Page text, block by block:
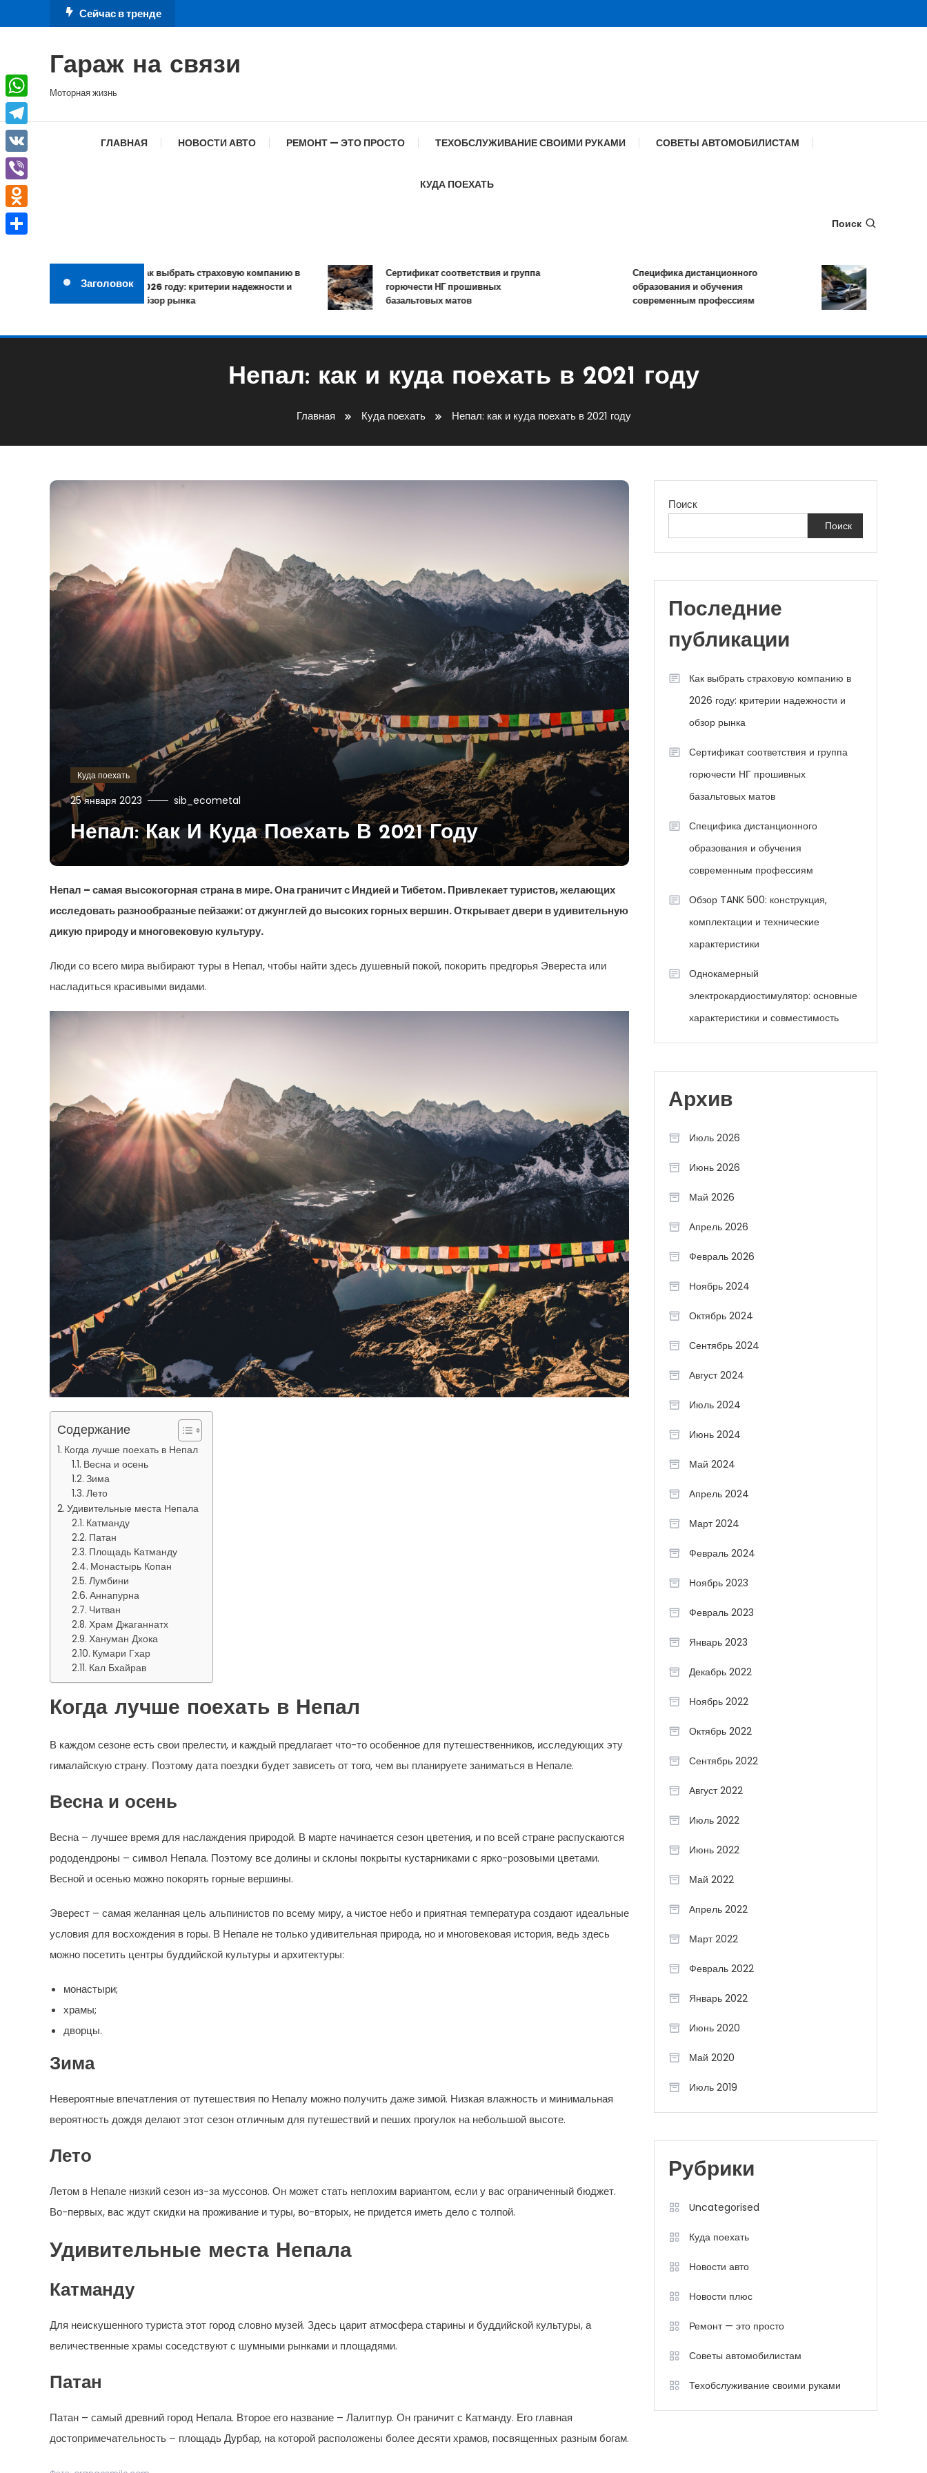
к
Сейчас в тренде
Гараж на связи
Моторная жизнь
ГЛАВНАЯ НОВОСТИ АВТО РЕМОНТ — ЭТО ПРОСТО ТЕХОБСЛУЖИВАНИЕ СВОИМИ РУКАМИ СОВЕТЫ АВТОМОБИЛИСТАМ
КУДА ПОЕХАТЬ
Поиск
Заголовок
Как выбрать страховую компанию в
2026 году: критерии надежности и
обзор рынка
Сертификат соответствия и группа
горючести НГ прошивных
базальтовых матов
Специфика дистанционного
образования и обучения
современным профессиям
Обзор TANK
комплектации и
характеристики
Непал: как и куда поехать в 2021 году
Главная Куда поехать Непал: как и куда поехать в 2021 году
Куда поехать
25 января 2023 sib_ecometal
Непал: Как И Куда Поехать В 2021 Году
Непал – самая высокогорная страна в мире. Она граничит с Индией и Тибетом. Привлекает туристов, желающих
исследовать разнообразные пейзажи: от джунглей до высоких горных вершин. Открывает двери в удивительную
дикую природу и многовековую культуру.
Люди со всего мира выбирают туры в Непал, чтобы найти здесь душевный покой, покорить предгорья Эвереста или
насладиться красивыми видами.
Содержание
Когда лучше поехать в Непал
Весна и осень
Зима
Лето
Удивительные места Непала
Катманду
Патан
Площадь Катманду
Монастырь Копан
Лумбини
Аннапурна
Читван
Храм Джаганнатх
Хануман Дхока
Кумари Гхар
Кал Бхайрав
Когда лучше поехать в Непал
В каждом сезоне есть свои прелести, и каждый предлагает что-то особенное для путешественников, исследующих эту
гималайскую страну. Поэтому дата поездки будет зависеть от того, чем вы планируете заниматься в Непале.
Весна и осень
Весна – лучшее время для наслаждения природой. В марте начинается сезон цветения, и по всей стране распускаются
рододендроны – символ Непала. Поэтому все долины и склоны покрыты кустарниками с ярко-розовыми цветами.
Весной и осенью можно покорять горные вершины.
Эверест – самая желанная цель альпинистов по всему миру, а чистое небо и приятная температура создают идеальные
условия для восхождения в горы. В Непале не только удивительная природа, но и многовековая история, ведь здесь
можно посетить центры буддийской культуры и архитектуры:
монастыри;
храмы;
дворцы.
Зима
Невероятные впечатления от путешествия по Непалу можно получить даже зимой. Низкая влажность и минимальная
вероятность дождя делают этот сезон отличным для путешествий и пеших прогулок на небольшой высоте.
Лето
Летом в Непале низкий сезон из-за муссонов. Он может стать неплохим вариантом, если у вас ограниченный бюджет.
Во-первых, вас ждут скидки на проживание и туры, во-вторых, не придется иметь дело с толпой.
Удивительные места Непала
Катманду
Для неискушенного туриста этот город словно музей. Здесь царит атмосфера старины и буддийской культуры, а
величественные храмы соседствуют с шумными рынками и площадями.
Патан
Патан – самый древний город Непала. Второе его название – Лалитпур. Он граничит с Катманду. Его главная
достопримечательность – площадь Дурбар, на которой расположены более десяти храмов, посвященных разным богам.
Поиск
Поиск
Последние
публикации
Как выбрать страховую компанию в
2026 году: критерии надежности и
обзор рынка
Сертификат соответствия и группа
горючести НГ прошивных
базальтовых матов
Специфика дистанционного
образования и обучения
современным профессиям
Обзор TANK 500: конструкция,
комплектации и технические
характеристики
Однокамерный
электрокардиостимулятор: основные
характеристики и совместимость
Архив
Июль 2026
Июнь 2026
Май 2026
Апрель 2026
Февраль 2026
Ноябрь 2024
Октябрь 2024
Сентябрь 2024
Август 2024
Июль 2024
Июнь 2024
Май 2024
Апрель 2024
Март 2024
Февраль 2024
Ноябрь 2023
Февраль 2023
Январь 2023
Декабрь 2022
Ноябрь 2022
Октябрь 2022
Сентябрь 2022
Август 2022
Июль 2022
Июнь 2022
Май 2022
Апрель 2022
Март 2022
Февраль 2022
Январь 2022
Июнь 2020
Май 2020
Июль 2019
Рубрики
Uncategorised
Куда поехать
Новости авто
Новости плюс
Ремонт — это просто
Советы автомобилистам
Техобслуживание своими руками
WhatsApp
Telegram
VK
Viber
Odnoklassniki